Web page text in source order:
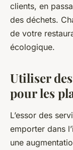
clients, en
des déchets.
de votre
écologique.
Utiliser
pour les
L’essor des
emporter dans
une